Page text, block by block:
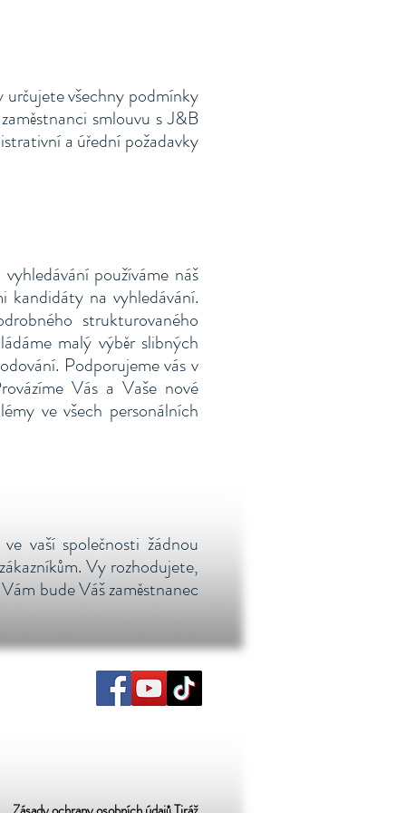
všechny podmínky
smlouvu s J&B
a úřední požadavky
používáme náš
kandidáty na vyhledávání.
strukturovaného
malý výběr slibných
Podporujeme vás v
Vás a Vaše nové
ve všech personálních
vaší společnosti žádnou
Vy rozhodujete,
bude Váš zaměstnanec